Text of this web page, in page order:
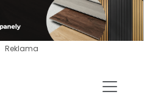
Reklama